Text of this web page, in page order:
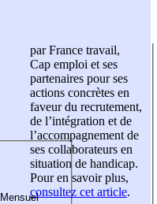
par France travail,
Cap emploi et ses
partenaires pour ses
actions concrètes en
faveur du recrutement,
de l’intégration et de
l’accompagnement de
ses collaborateurs en
situation de handicap.
Pour en savoir plus,
consultez cet article.